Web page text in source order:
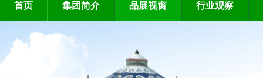
首页 集团简介 品展视窗 行业观察